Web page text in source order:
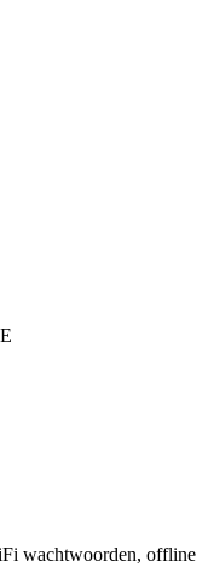
wachtwoorden, offline